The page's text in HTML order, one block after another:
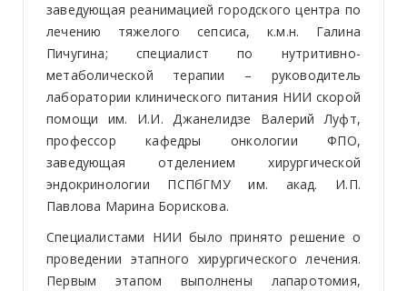
заведующая реанимацией городского центра по
лечению тяжелого сепсиса, к.м.н. Галина
Пичугина; специалист по нутритивно-
метаболической терапии – руководитель
лаборатории клинического питания НИИ скорой
помощи им. И.И. Джанелидзе Валерий Луфт,
профессор кафедры онкологии ФПО,
заведующая отделением хирургической
эндокринологии ПСПбГМУ им. акад. И.П.
Павлова Марина Борискова.
Специалистами НИИ было принято решение о
проведении этапного хирургического лечения.
Первым этапом выполнены лапаротомия,